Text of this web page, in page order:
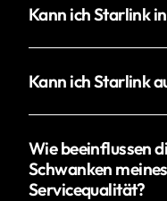
Kann ich Starlink
Kann ich Starlink
Wie beeinflussen
Schwanken
Servicequalität?